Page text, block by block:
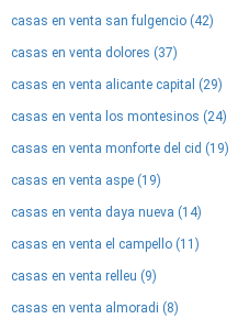
casas en venta san fulgencio (42)
casas en venta dolores (37)
casas en venta alicante capital (29)
casas en venta los montesinos (24)
casas en venta monforte del cid (19)
casas en venta aspe (19)
casas en venta daya nueva (14)
casas en venta el campello (11)
casas en venta relleu (9)
casas en venta almoradi (8)